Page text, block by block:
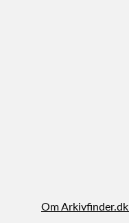
Om Arkivfinder.dk